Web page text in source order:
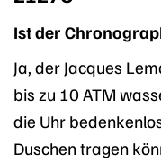
Ist der
Ja, der Jacques
bis zu 10 ATM
die Uhr
Duschen tragen